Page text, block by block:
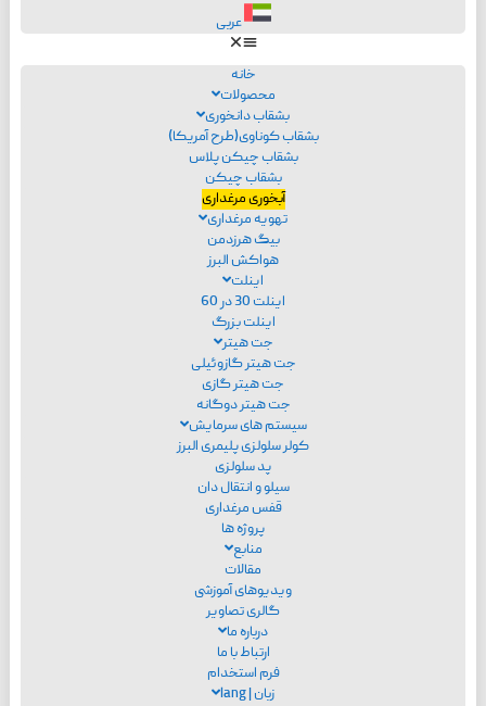
عربی
خانه
محصولات
بشقاب دانخوری
بشقاب کوناوی(طرح آمریکا)
بشقاب چیکن پلاس
بشقاب چیکن
آبخوری مرغداری
تهویه مرغداری
بیگ هرزدمن
هواکش البرز
اینلت
اینلت 30 در 60
اینلت بزرگ
جت هیتر
جت هیتر گازوئیلی
جت هیتر گازی
جت هیتر دوگانه
سیستم های سرمایش
کولر سلولزی پلیمری البرز
پد سلولزی
سیلو و انتقال دان
قفس مرغداری
پروژه ها
منابع
مقالات
ویدیوهای آموزشی
گالری تصاویر
درباره ما
ارتباط با ما
فرم استخدام
زبان | lang